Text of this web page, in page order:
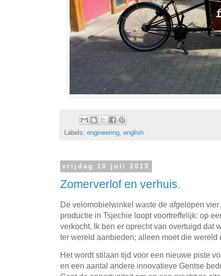
Labels: engineering english
vrijdag 10 juli 2015
Zomerverlof en verhuis.
De velomobielwinkel waste de afgelopen
productie in Tsjechie loopt voortreffelijk: op
verkocht. Ik ben er oprecht van overtuigd dat
ter wereld aanbieden; alleen moet die wereld
Het wordt stilaan tijd voor een nieuwe piste
en een aantal andere innovatieve Gentse